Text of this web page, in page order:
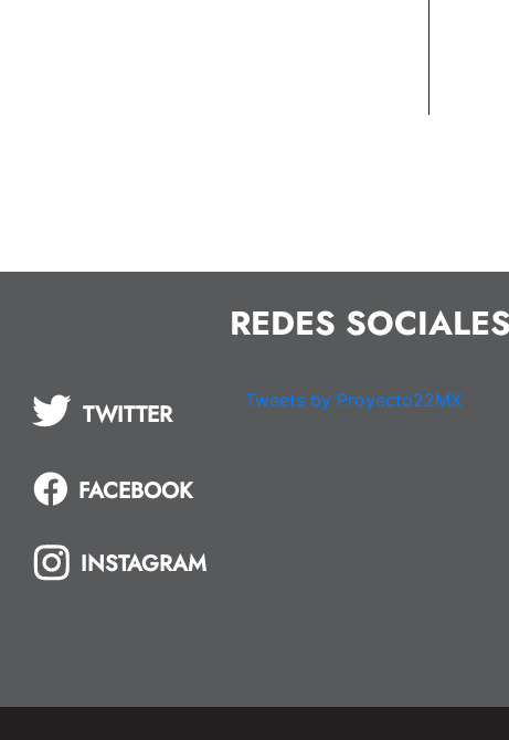
REDES SOCIALES
TWITTER
FACEBOOK
INSTAGRAM
Tweets by Proyecto22MX